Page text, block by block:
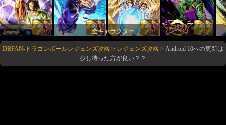
全キャラクター
DBFAN-ドラゴンボールレジェンズ攻略 > レジェンズ攻略 > Android 10への更新は
少し待った方が良い？？